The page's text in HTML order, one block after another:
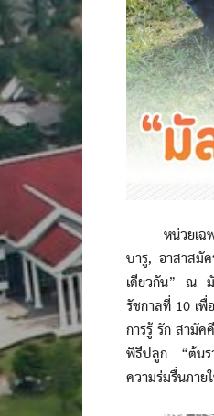
หน่วยเฉพา
บารู, อาสาสมั
เดียวกัน” ณ มั
รัชกาลที่ 10 เ
การรู้ รัก สามั
พิธีปลูก “ต้นรว
ความร่มรื่นภา